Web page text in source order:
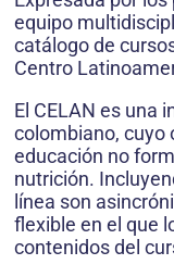
equipo
catálogo de
Centro
El CELAN es una
colombiano, cuyo
educación no
nutrición.
línea son
flexible en el que
contenidos del